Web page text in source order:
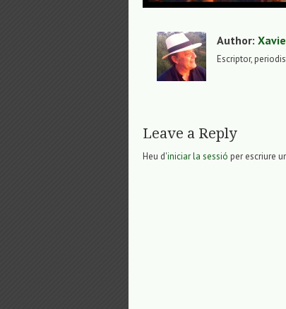
Author:
Escriptor,
Leave a Reply
Heu d'iniciar la sessió per escriure